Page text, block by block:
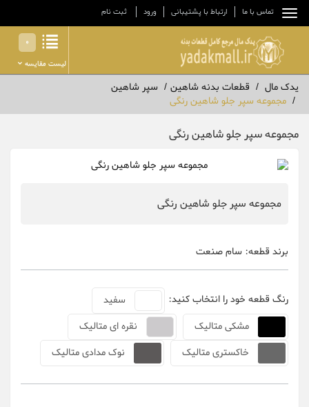
تماس با ما ارتباط با پشتیبانی ورود ثبت نام
0
لیست مقایسه
یدک مال قطعات بدنه شاهین
سپر شاهین
مجموعه سپر جلو شاهین رنگی
مجموعه سپر جلو شاهین رنگی
مجموعه سپر جلو شاهین رنگی
برند قطعه: سام صنعت
رنگ قطعه خود را انتخاب کنید:
سفید
مشکی متالیک
نقره ای متالیک
خاکستری متالیک
نوک مدادی متالیک